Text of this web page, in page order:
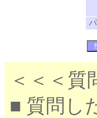
＜＜＜質
■ 質問し